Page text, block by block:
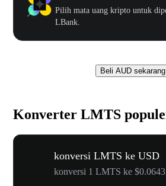
Pilih mata uang kripto untuk
LBank.
Beli AUD sekarang
Konverter LMTS
konversi LMTS ke USD
konversi 1 LMTS ke $0.0643